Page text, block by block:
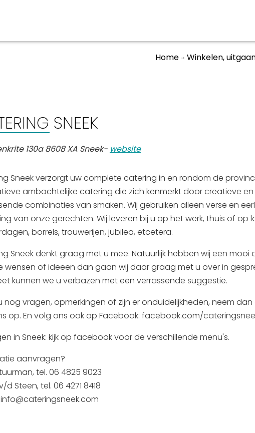
Jouw Sneek
De Friese meren
De
Home Winkelen,
SNEEK
130a 8608 XA Sneek- website
Sneek verzorgt uw complete catering in en rondom de
ambachtelijke catering die zich kenmerkt door creatieve
combinaties van smaken. Wij gebruiken alleen verse en
van onze gerechten. Wij leveren bij u op het werk, thuis of op
borrels, trouwerijen, jubilea, etcetera.
Sneek denkt graag met u mee. Natuurlijk hebben wij een
wensen of ideeen dan gaan wij daar graag met u over in
kunnen we u verbazen met een verrassende suggestie.
nog vragen, opmerkingen of zijn er onduidelijkheden, neem
op. En volg ons ook op Facebook: facebook.com/
in Sneek: kijk op facebook voor de verschillende menu's.
aanvragen?
tel. 06 4825 9023
d Steen, tel. 06 4271 8418